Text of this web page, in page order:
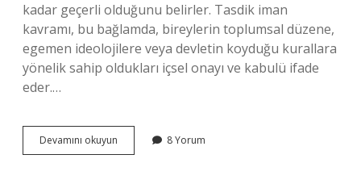
kadar geçerli olduğunu belirler. Tasdik iman
kavramı, bu bağlamda, bireylerin toplumsal düzene,
egemen ideolojilere veya devletin koyduğu kurallara
yönelik sahip oldukları içsel onayı ve kabulü ifade
eder.…
Devamını okuyun
iman
8 Yorum